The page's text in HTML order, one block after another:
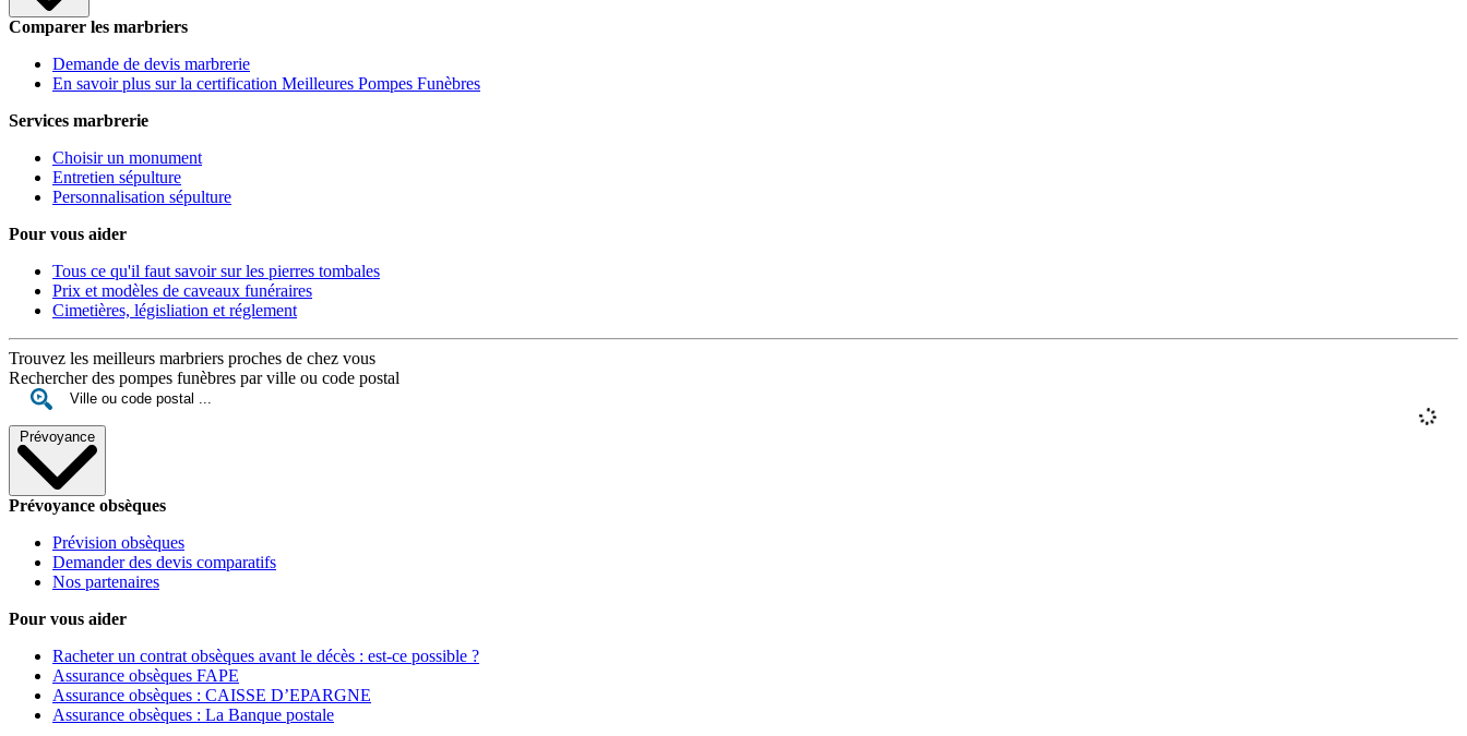
Comparer les marbriers
Demande de devis marbrerie
En savoir plus sur la certification Meilleures Pompes Funèbres
Services marbrerie
Choisir un monument
Entretien sépulture
Personnalisation sépulture
Pour vous aider
Tous ce qu'il faut savoir sur les pierres tombales
Prix et modèles de caveaux funéraires
Cimetières, législiation et réglement
Trouvez les meilleurs marbriers proches de chez vous
Rechercher des pompes funèbres par ville ou code postal
Prévoyance
Prévoyance obsèques
Prévision obsèques
Demander des devis comparatifs
Nos partenaires
Pour vous aider
Racheter un contrat obsèques avant le décès : est-ce possible ?
Assurance obsèques FAPE
Assurance obsèques : CAISSE D’EPARGNE
Assurance obsèques : La Banque postale